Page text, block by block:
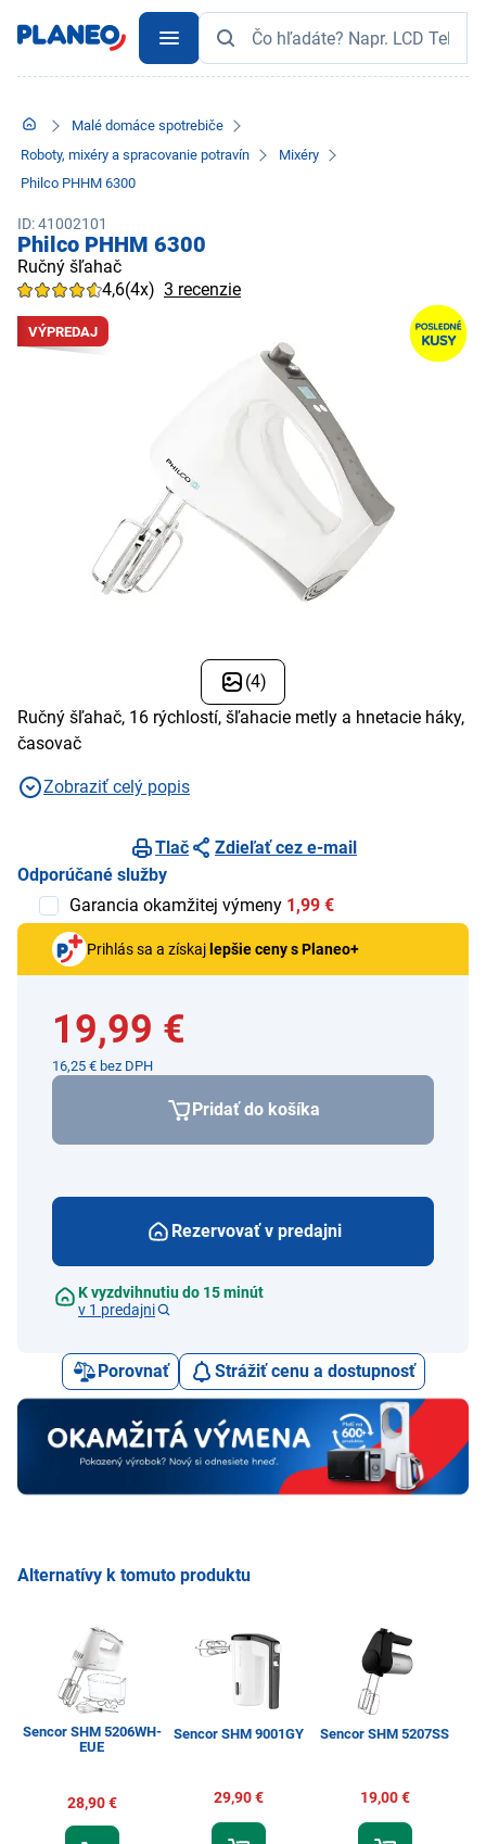
Malé domáce spotrebiče
Roboty, mixéry a spracovanie potravín
Mixéry
Philco PHHM 6300
ID: 41002101
Philco PHHM 6300
Ručný šľahač
4,6(4x) 3 recenzie
VÝPREDAJ
(4)
Ručný šľahač, 16 rýchlostí, šľahacie metly a hnetacie háky,
časovač
Zobraziť celý popis
Tlač
Zdieľať cez e-mail
Odporúčané služby
Garancia okamžitej výmeny 1,99 €
Prihlás sa a získaj lepšie ceny s Planeo+
19,99 €
16,25 € bez DPH
Pridať do košíka
Rezervovať v predajni
K vyzdvihnutiu do 15 minút
v 1 predajni
Porovnať Strážiť cenu a dostupnosť
Alternatívy k tomuto produktu
Sencor SHM 5206WH-
EUE
28,90 €
Sencor SHM 9001GY
29,90 €
Sencor SHM 5207SS
19,00 €